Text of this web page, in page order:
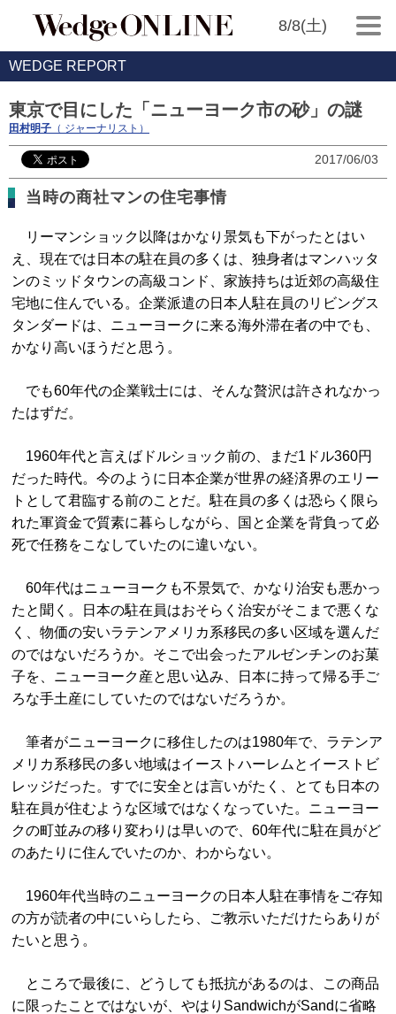
8/8(土)
WEDGE REPORT
東京で目にした「ニューヨーク市の砂」の謎
田村明子 （ ジャーナリスト）
2017/06/03
当時の商社マンの住宅事情
リーマンショック以降はかなり景気も下がったとはい
え、現在では日本の駐在員の多くは、独身者はマンハッタ
ンのミッドタウンの高級コンド、家族持ちは近郊の高級住
宅地に住んでいる。企業派遣の日本人駐在員のリビングス
タンダードは、ニューヨークに来る海外滞在者の中でも、
かなり高いほうだと思う。
でも60年代の企業戦士には、そんな贅沢は許されなかっ
たはずだ。
1960年代と言えばドルショック前の、まだ1ドル360円
だった時代。今のように日本企業が世界の経済界のエリー
トとして君臨する前のことだ。駐在員の多くは恐らく限ら
れた軍資金で質素に暮らしながら、国と企業を背負って必
死で任務をこなしていたのに違いない。
60年代はニューヨークも不景気で、かなり治安も悪かっ
たと聞く。日本の駐在員はおそらく治安がそこまで悪くな
く、物価の安いラテンアメリカ系移民の多い区域を選んだ
のではないだろうか。そこで出会ったアルゼンチンのお菓
子を、ニューヨーク産と思い込み、日本に持って帰る手ご
ろな手土産にしていたのではないだろうか。
筆者がニューヨークに移住したのは1980年で、ラテンア
メリカ系移民の多い地域はイーストハーレムとイーストビ
レッジだった。すでに安全とは言いがたく、とても日本の
駐在員が住むような区域ではなくなっていた。ニューヨー
クの町並みの移り変わりは早いので、60年代に駐在員がど
のあたりに住んでいたのか、わからない。
1960年代当時のニューヨークの日本人駐在事情をご存知
の方が読者の中にいらしたら、ご教示いただけたらありが
たいと思う。
ところで最後に、どうしても抵抗があるのは、この商品
に限ったことではないが、やはりSandwichがSandに省略